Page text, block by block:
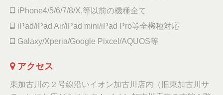
iPhone4/5/6/7/8/X,等以前の機種全て
iPad/iPad Air/iPad mini/iPad Pro等全機種対応
Galaxy/Xperia/Google Pixcel/AQUOS等
アクセス
東加古川の２号線沿いイオン加古川店内（旧東加古川サ